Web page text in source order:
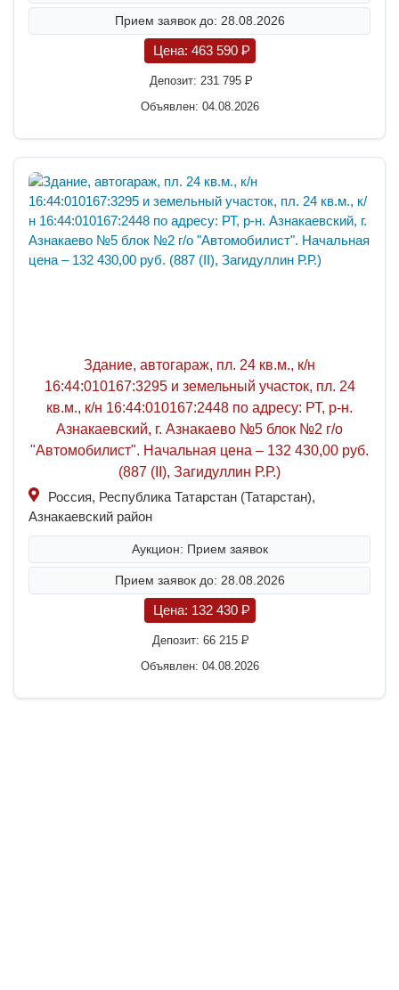
Прием заявок до: 28.08.2026
Цена: 463 590 P
Депозит: 231 795 P
Объявлен: 04.08.2026
Здание, автогараж, пл. 24 кв.м., к/н
16:44:010167:3295 и земельный участок, пл. 24
кв.м., к/н 16:44:010167:2448 по адресу: РТ, р-н.
Азнакаевский, г. Азнакаево №5 блок №2 г/о
"Автомобилист". Начальная цена – 132 430,00 руб.
(887 (II), Загидуллин Р.Р.)
Россия, Республика Татарстан (Татарстан),
Азнакаевский район
Аукцион: Прием заявок
Прием заявок до: 28.08.2026
Цена: 132 430 P
Депозит: 66 215P
Объявлен: 04.08.2026